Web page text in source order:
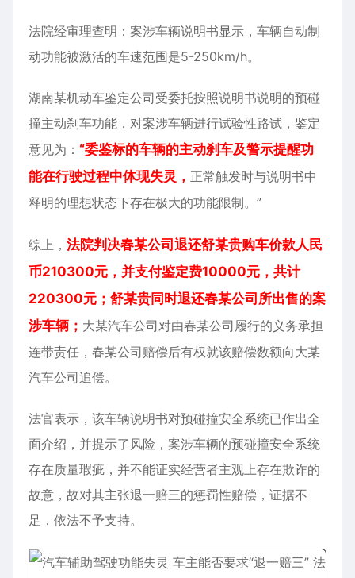
法院经审理查明：案涉车辆说明书显示，车辆自动制
动功能被激活的车速范围是5-250km/h。
湖南某机动车鉴定公司受委托按照说明书说明的预碰
撞主动刹车功能，对案涉车辆进行试验性路试，鉴定
意见为： “委鉴标的车辆的主动刹车及警示提醒功
能在行驶过程中体现失灵， 正常触发时与说明书中
释明的理想状态下存在极大的功能限制。”
综上， 法院判决春某公司退还舒某贵购车价款人民
币210300元，并支付鉴定费10000元，共计
220300元；舒某贵同时退还春某公司所出售的案
涉车辆； 大某汽车公司对由春某公司履行的义务承担
连带责任，春某公司赔偿后有权就该赔偿数额向大某
汽车公司追偿。
法官表示，该车辆说明书对预碰撞安全系统已作出全
面介绍，并提示了风险，案涉车辆的预碰撞安全系统
存在质量瑕疵，并不能证实经营者主观上存在欺诈的
故意，故对其主张退一赔三的惩罚性赔偿，证据不
足，依法不予支持。